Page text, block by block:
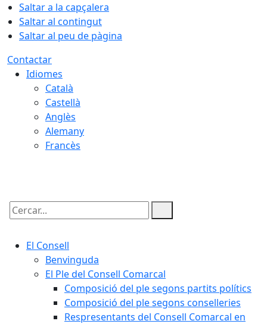
Saltar a la capçalera
Saltar al contingut
Saltar al peu de pàgina
Contactar
Idiomes
Català
Castellà
Anglès
Alemany
Francès
Cercar:
El Consell
Benvinguda
El Ple del Consell Comarcal
Composició del ple segons partits polítics
Composició del ple segons conselleries
Respresentants del Consell Comarcal en